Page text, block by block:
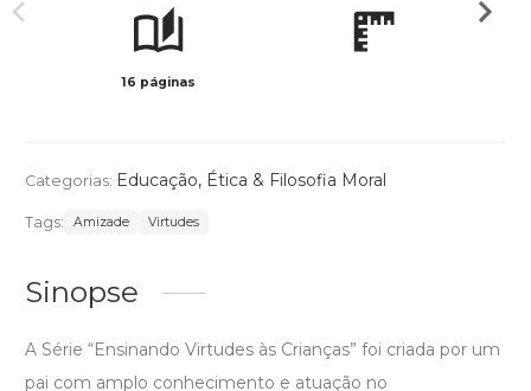
16 páginas
Categorias: Educação, Ética & Filosofia Moral
Tags: Amizade Virtudes
Sinopse
A Série “Ensinando Virtudes às Crianças” foi criada por um
pai com amplo conhecimento e atuação no